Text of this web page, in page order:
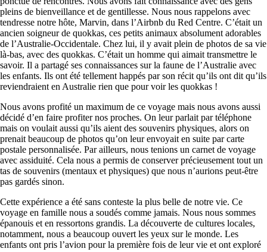
pleins de bienveillance et de gentillesse. Nous nous rappelons avec
tendresse notre hôte, Marvin, dans l’Airbnb du Red Centre. C’était un
ancien soigneur de quokkas, ces petits animaux absolument adorables
de l’Australie-Occidentale. Chez lui, il y avait plein de photos de sa vie
là-bas, avec des quokkas. C’était un homme qui aimait transmettre le
savoir. Il a partagé ses connaissances sur la faune de l’Australie avec
les enfants. Ils ont été tellement happés par son récit qu’ils ont dit qu’ils
reviendraient en Australie rien que pour voir les quokkas !
Nous avons profité un maximum de ce voyage mais nous avons aussi
décidé d’en faire profiter nos proches. On leur parlait par téléphone
mais on voulait aussi qu’ils aient des souvenirs physiques, alors on
prenait beaucoup de photos qu’on leur envoyait en suite par carte
postale personnalisée. Par ailleurs, nous tenions un carnet de voyage
avec assiduité. Cela nous a permis de conserver précieusement tout un
tas de souvenirs (mentaux et physiques) que nous n’aurions peut-être
pas gardés sinon.
Cette expérience a été sans conteste la plus belle de notre vie. Ce
voyage en famille nous a soudés comme jamais. Nous nous sommes
épanouis et en ressortons grandis. La découverte de cultures locales,
notamment, nous a beaucoup ouvert les yeux sur le monde. Les
enfants ont pris l’avion pour la première fois de leur vie et ont exploré